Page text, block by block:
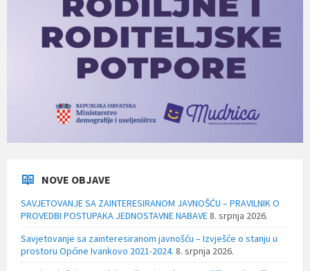
NOVE OBJAVE
SAVJETOVANJE SA ZAINTERESIRANOM JAVNOŠĆU – PRAVILNIK O
PROVEDBI POSTUPAKA JEDNOSTAVNE NABAVE8. srpnja 2026.
Savjetovanje sa zainteresiranom javnošću – Izvješće o stanju u
prostoru Općine Ivankovo 2021-2024. 8. srpnja 2026.